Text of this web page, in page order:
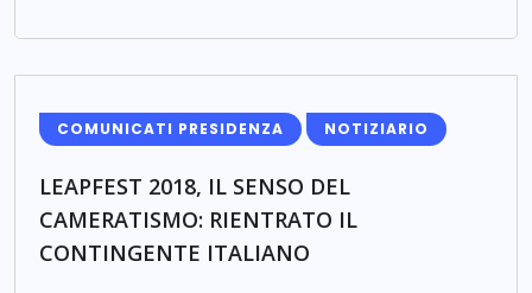
COMUNICATI PRESIDENZA NOTIZIARIO
LEAPFEST 2018, IL SENSO DEL
CAMERATISMO: RIENTRATO IL
CONTINGENTE ITALIANO